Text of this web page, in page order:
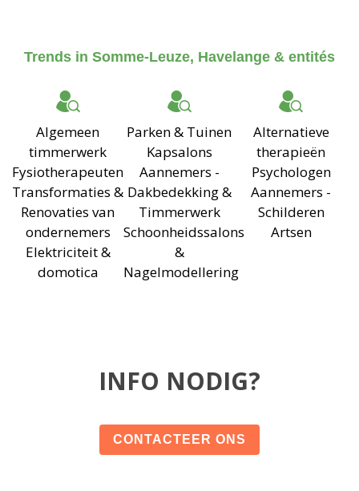
Trends in Somme-Leuze, Havelange & entités
Algemeen
timmerwerk
Fysiotherapeuten
Transformaties &
Renovaties van
ondernemers
Elektriciteit &
domotica
Parken & Tuinen
Kapsalons
Aannemers -
Dakbedekking &
Timmerwerk
Schoonheidssalons
&
Nagelmodellering
Alternatieve
therapieën
Psychologen
Aannemers -
Schilderen
Artsen
INFO NODIG?
CONTACTEER ONS